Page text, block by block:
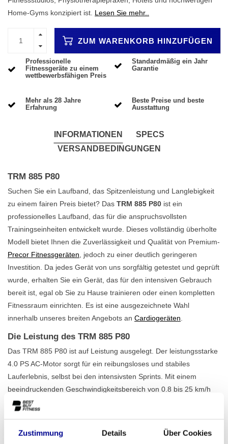
Zustimmung Details Über Cookies
Home-Gyms konzipiert ist. Lesen Sie mehr..
ZUM WARENKORB HINZUFÜGEN
Professionelle
Fitnessgeräte zu einem
wettbewerbsfähigen Preis
Standardmäßig ein Jahr
Garantie
Mehr als 28 Jahre
Erfahrung
Beste Preise und beste
Ausstattung
INFORMATIONEN
SPECS
VERSANDBEDINGUNGEN
TRM 885 P80
Suchen Sie ein Laufband, das Spitzenleistung und Langlebigkeit
zu einem fairen Preis bietet? Das TRM 885 P80 ist ein
professionelles Laufband, das für die anspruchsvollsten
Trainingseinheiten entwickelt wurde. Dieses vollständig überholte
Modell bietet Ihnen die Zuverlässigkeit und Qualität von Premium-
Precor Fitnessgeräten , jedoch zu einer deutlich geringeren
Investition. Da jedes Gerät von uns sorgfältig getestet und geprüft
wurde, erhalten Sie ein Gerät, das für den intensiven Gebrauch
bereit ist, egal ob Sie zu Hause trainieren oder einen kompletten
Fitnessraum einrichten. Es ist eine ausgezeichnete Wahl
innerhalb unseres breiten Angebots an Cardiogeräten
Die Leistung des TRM 885 P80
Das TRM 885 P80 ist auf Leistung ausgelegt. Der leistungsstarke
4.0 PS AC-Motor sorgt für ein reibungsloses und stabiles
Lauferlebnis, selbst bei den intensivsten Sprints. Mit einem
beeindruckenden Geschwindigkeitsbereich von 0.8 bis 25 km/h
und einem einzigartigen Neigungswinkel, der von -3% (Gefälle)
Neue heraus. Die extra große Lauffläche von 153 x 56 cm bietet
viel Komfort und Sicherheit, während Sie über den klaren P80